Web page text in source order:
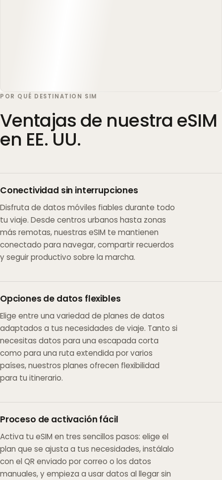
POR QUÉ DESTINATION SIM
Ventajas de nuestra eSIM
en EE. UU.
Conectividad sin interrupciones
Disfruta de datos móviles fiables durante todo
tu viaje. Desde centros urbanos hasta zonas
más remotas, nuestras eSIM te mantienen
conectado para navegar, compartir recuerdos
y seguir productivo sobre la marcha.
Opciones de datos flexibles
Elige entre una variedad de planes de datos
adaptados a tus necesidades de viaje. Tanto si
necesitas datos para una escapada corta
como para una ruta extendida por varios
países, nuestros planes ofrecen flexibilidad
para tu itinerario.
Proceso de activación fácil
Activa tu eSIM en tres sencillos pasos: elige el
plan que se ajusta a tus necesidades, instálalo
con el QR enviado por correo o los datos
manuales, y empieza a usar datos al llegar sin